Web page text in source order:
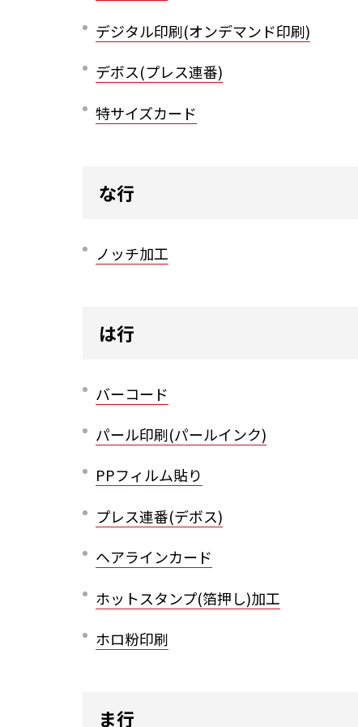
デジタル印刷(オンデマンド印刷)
デボス(プレス連番)
特サイズカード
な行
ノッチ加工
は行
バーコード
パール印刷(パールインク)
PPフィルム貼り
プレス連番(デボス)
ヘアラインカード
ホットスタンプ(箔押し)加工
ホロ粉印刷
ま行